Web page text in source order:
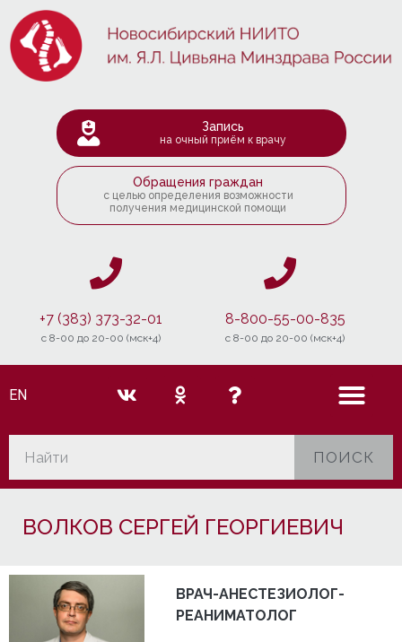
Запись
на очный приём к врачу
Обращения граждан
с целью определения возможности
получения медицинской помощи
+7 (383) 373-32-01
c 8-00 до 20-00 (мск+4)
8-800-55-00-835
c 8-00 до 20-00 (мск+4)
EN
ПОИСК
ВОЛКОВ СЕРГЕЙ ГЕОРГИЕВИЧ
ВРАЧ-АНЕСТЕЗИОЛОГ-
РЕАНИМАТОЛОГ